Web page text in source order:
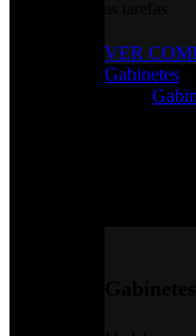
VER
Gabinetes